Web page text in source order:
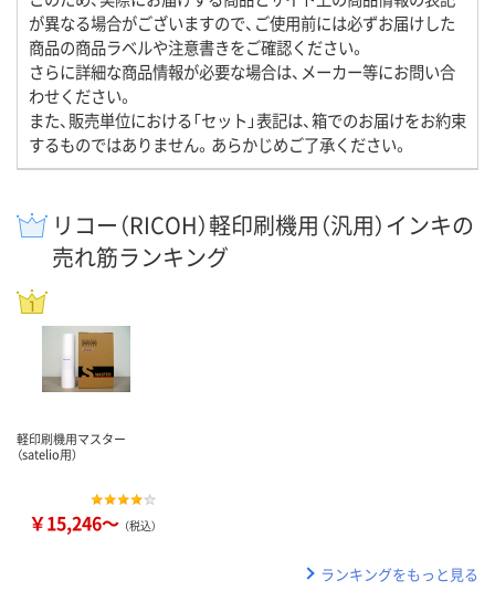
が異なる場合がございますので、ご使用前には必ずお届けした
商品の商品ラベルや注意書きをご確認ください。
さらに詳細な商品情報が必要な場合は、メーカー等にお問い合
わせください。
また、販売単位における「セット」表記は、箱でのお届けをお約束
するものではありません。あらかじめご了承ください。
リコー（RICOH）軽印刷機用（汎用）インキの
売れ筋ランキング
軽印刷機用マスター
（satelio用）
￥15,246～ （税込）
ランキングをもっと見る